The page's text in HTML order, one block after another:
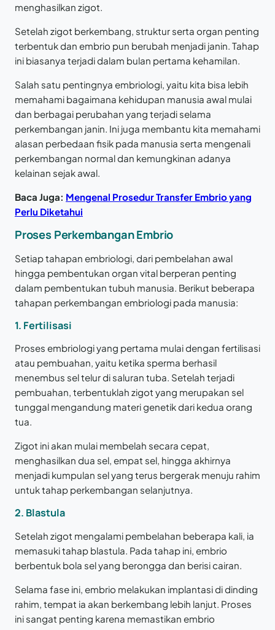
menghasilkan zigot.
Setelah zigot berkembang, struktur serta organ penting
terbentuk dan embrio pun berubah menjadi janin. Tahap
ini biasanya terjadi dalam bulan pertama kehamilan.
Salah satu pentingnya embriologi, yaitu kita bisa lebih
memahami bagaimana kehidupan manusia awal mulai
dan berbagai perubahan yang terjadi selama
perkembangan janin. Ini juga membantu kita memahami
alasan perbedaan fisik pada manusia serta mengenali
perkembangan normal dan kemungkinan adanya
kelainan sejak awal.
Baca Juga: Mengenal Prosedur Transfer Embrio yang
Perlu Diketahui
Proses Perkembangan Embrio
Setiap tahapan embriologi, dari pembelahan awal
hingga pembentukan organ vital berperan penting
dalam pembentukan tubuh manusia. Berikut beberapa
tahapan perkembangan embriologi pada manusia:
1. Fertilisasi
Proses embriologi yang pertama mulai dengan fertilisasi
atau pembuahan, yaitu ketika sperma berhasil
menembus sel telur di saluran tuba. Setelah terjadi
pembuahan, terbentuklah zigot yang merupakan sel
tunggal mengandung materi genetik dari kedua orang
tua.
Zigot ini akan mulai membelah secara cepat,
menghasilkan dua sel, empat sel, hingga akhirnya
menjadi kumpulan sel yang terus bergerak menuju rahim
untuk tahap perkembangan selanjutnya.
2. Blastula
Setelah zigot mengalami pembelahan beberapa kali, ia
memasuki tahap blastula. Pada tahap ini, embrio
berbentuk bola sel yang berongga dan berisi cairan.
Selama fase ini, embrio melakukan implantasi di dinding
rahim, tempat ia akan berkembang lebih lanjut. Proses
ini sangat penting karena memastikan embrio